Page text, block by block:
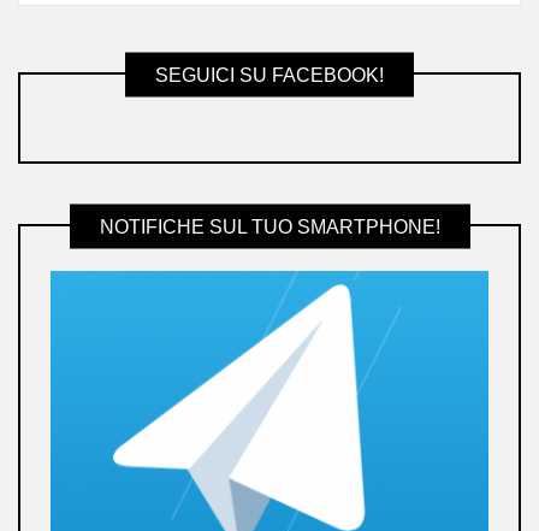
SEGUICI SU FACEBOOK!
NOTIFICHE SUL TUO SMARTPHONE!